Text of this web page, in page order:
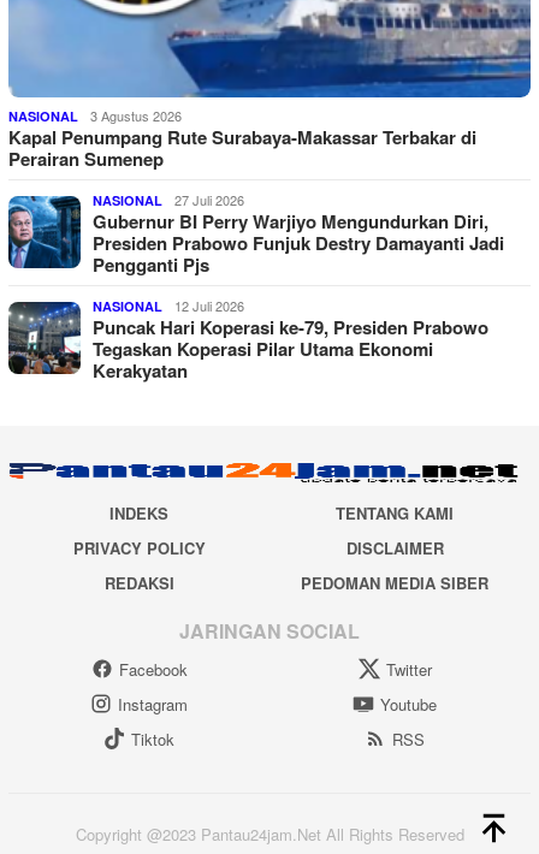
NASIONAL 3 Agustus 2026
Kapal Penumpang Rute Surabaya-Makassar Terbakar di
Perairan Sumenep
NASIONAL 27 Juli 2026
Gubernur BI Perry Warjiyo Mengundurkan Diri,
Presiden Prabowo Funjuk Destry Damayanti Jadi
Pengganti Pjs
NASIONAL 12 Juli 2026
Puncak Hari Koperasi ke-79, Presiden Prabowo
Tegaskan Koperasi Pilar Utama Ekonomi
Kerakyatan
INDEKS
TENTANG KAMI
PRIVACY POLICY
DISCLAIMER
REDAKSI
PEDOMAN MEDIA SIBER
JARINGAN SOCIAL
Facebook
Twitter
Instagram
Youtube
Tiktok
RSS
Copyright @2023 Pantau24jam.Net All Rights Reserved